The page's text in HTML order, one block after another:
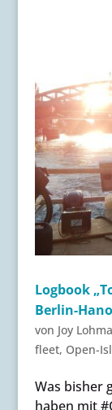
Logbook
Berlin-
von Joy
fleet, Open-
Was bisher
haben mit